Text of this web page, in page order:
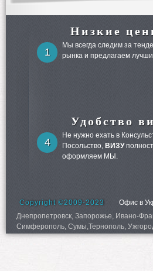
Низкие
1
Мы всегда следим за
рынка и предлагаем
Удобство
4
Не нужно ехать в
Посольство, ВИЗУ
оформляем МЫ.
Copyright ©2009-2023 Офис в
Днепропетровск, Запорожье, Ивано-
Симферополь, Сумы,Тернополь,